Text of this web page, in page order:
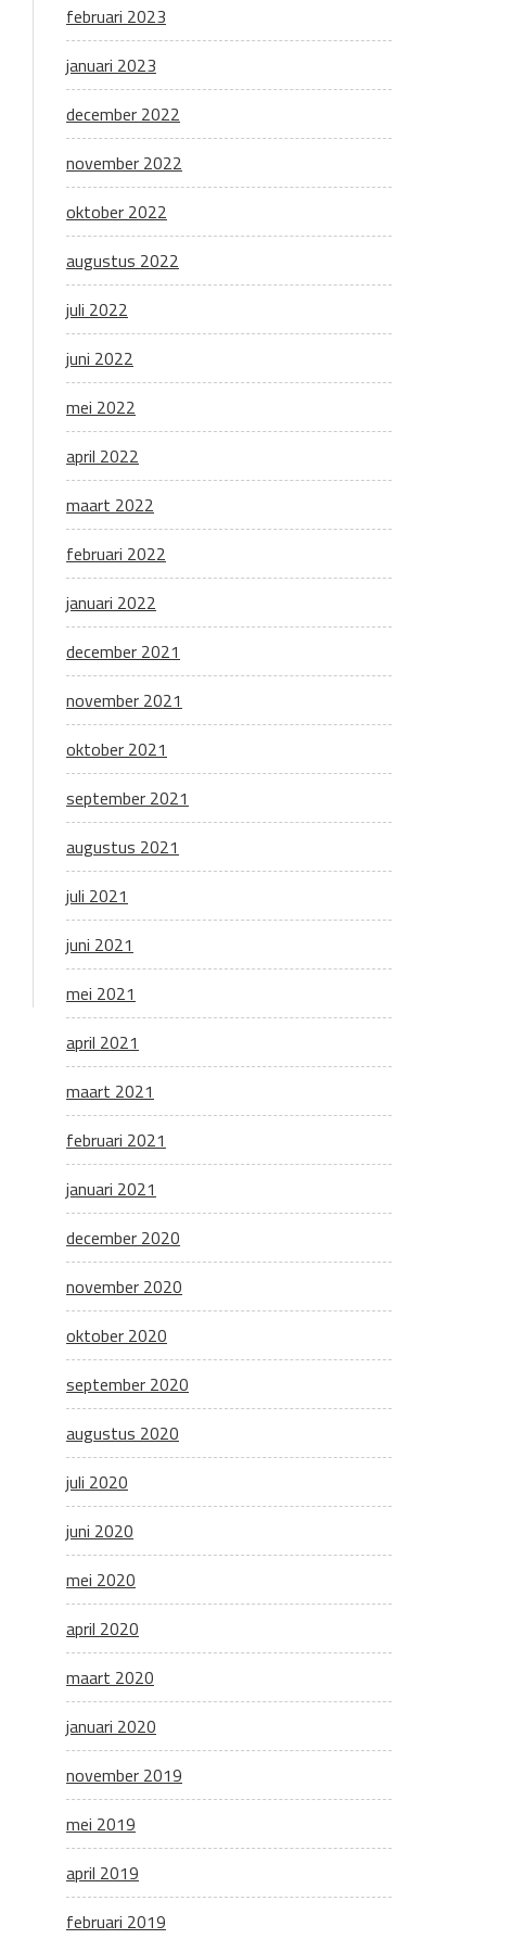
februari 2023
januari 2023
december 2022
november 2022
oktober 2022
augustus 2022
juli 2022
juni 2022
mei 2022
april 2022
maart 2022
februari 2022
januari 2022
december 2021
november 2021
oktober 2021
september 2021
augustus 2021
juli 2021
juni 2021
mei 2021
april 2021
maart 2021
februari 2021
januari 2021
december 2020
november 2020
oktober 2020
september 2020
augustus 2020
juli 2020
juni 2020
mei 2020
april 2020
maart 2020
januari 2020
november 2019
mei 2019
april 2019
februari 2019